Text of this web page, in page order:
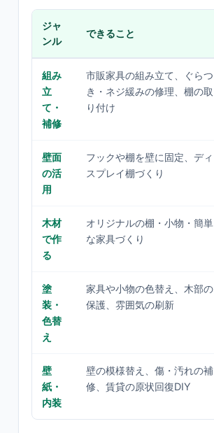
ジャ
ンル
できること
組み
立
て・
補修
市販家具の組み立て、ぐらつ
き・ネジ緩みの修理、棚の取
り付け
壁面
の活
用
フックや棚を壁に固定、ディ
スプレイ棚づくり
木材
で作
る
オリジナルの棚・小物・簡単
な家具づくり
塗
装・
色替
え
家具や小物の色替え、木部の
保護、雰囲気の刷新
壁
紙・
内装
壁の模様替え、傷・汚れの補
修、賃貸の原状回復DIY